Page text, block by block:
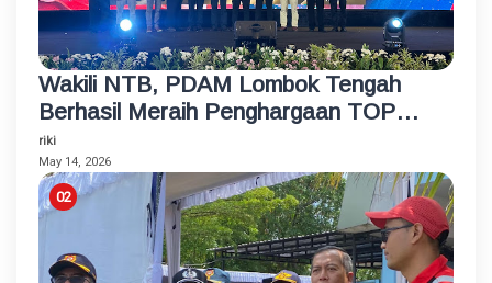
Wakili NTB, PDAM Lombok Tengah
Berhasil Meraih Penghargaan TOP
BUMD Bintang 4 Tahun 2026
riki
May 14, 2026